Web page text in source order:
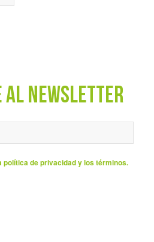
AL NEWSLETTER
política de privacidad y los términos.